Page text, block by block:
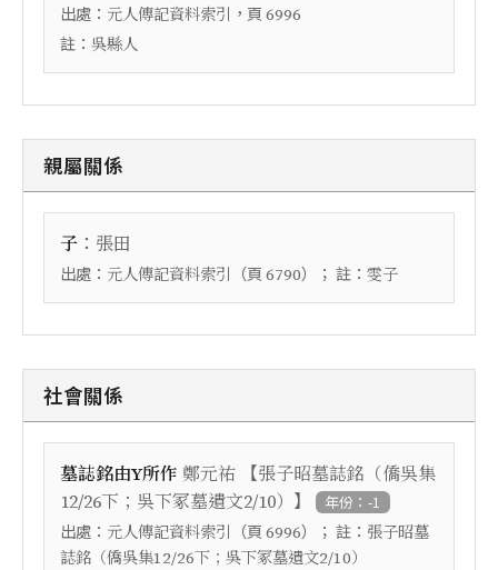
出處： 元人傳記資料索引 ，頁 6996
註： 吳縣人
親屬關係
子 ： 張田
出處： 元人傳記資料索引 （頁 6790）； 註： 雯子
社會關係
墓誌銘由Y所作 鄭元祐 【張子昭墓誌銘（僑吳集
12/26下；吳下冢墓遺文2/10） 】 年份：-1
出處： 元人傳記資料索引 （頁 6996）； 註： 張子昭墓
誌銘（僑吳集12/26下；吳下冢墓遺文2/10）